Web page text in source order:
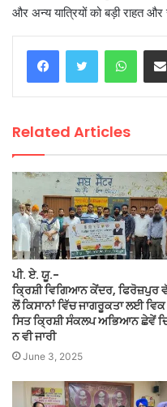
और अन्य यात्रियों को बड़ी राहत और
Related Articles
ਪੀ. ਏ. ਯੂ.-
ਕ੍ਰਿਸ਼ੀ ਵਿਗਿਆਨ ਕੇਂਦਰ, ਫਿਰੋਜ਼ਪੁਰ
ਲੋਂ ਕਿਸਾਨਾਂ ਵਿੱਚ ਜਾਗਰੂਕਤਾ ਲਈ ਵਿਕ
ਸਿਤ ਕ੍ਰਿਸ਼ੀ ਸੰਕਲਪ ਅਭਿਆਨ ਛੇਵੇਂ
ਨ ਵੀ ਜਾਰੀ
June 3, 2025